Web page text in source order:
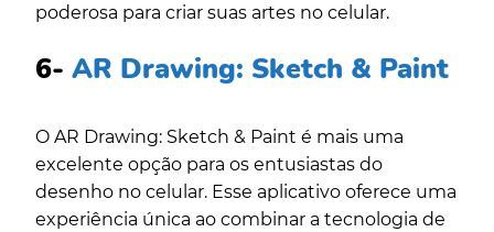
poderosa para criar suas artes no celular.
6- AR Drawing: Sketch & Paint
O AR Drawing: Sketch & Paint é mais uma
excelente opção para os entusiastas do
desenho no celular. Esse aplicativo oferece uma
experiência única ao combinar a tecnologia de